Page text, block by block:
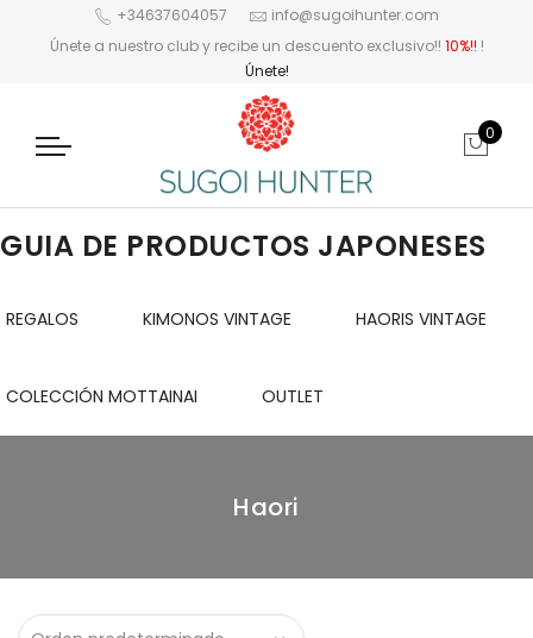
+34637604057
info@sugoihunter.com
Únete a nuestro club y recibe un descuento exclusivo!! 10%!! !
Únete!
0
GUIA DE PRODUCTOS JAPONESES
REGALOS KIMONOS VINTAGE HAORIS VINTAGE
COLECCIÓN MOTTAINAI OUTLET
Haori